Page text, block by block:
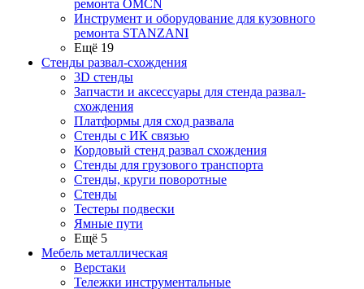
ремонта OMCN
Инструмент и оборудование для кузовного
ремонта STANZANI
Ещё 19
Стенды развал-схождения
3D стенды
Запчасти и аксессуары для стенда развал-
схождения
Платформы для сход развала
Стенды с ИК связью
Кордовый стенд развал схождения
Стенды для грузового транспорта
Стенды, круги поворотные
Стенды
Тестеры подвески
Ямные пути
Ещё 5
Мебель металлическая
Верстаки
Тележки инструментальные